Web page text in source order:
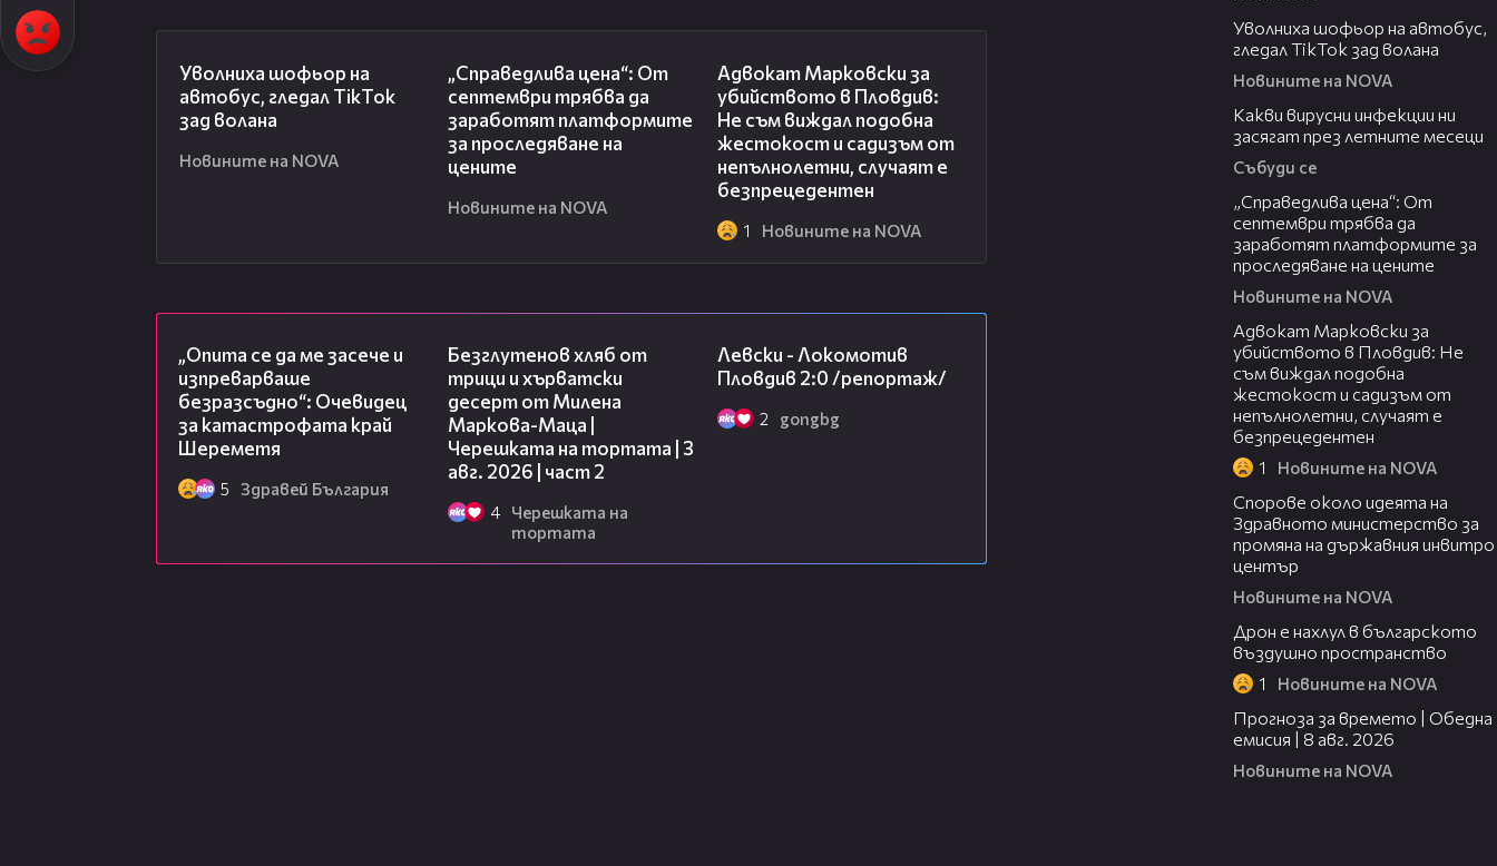
Уволниха шофьор на
автобус, гледал TikTok
зад волана
Новините на NOVA
„Справедлива цена“: От
септември трябва да
заработят платформите
за проследяване на
цените
Новините на NOVA
Адвокат Марковски за
убийството в Пловдив:
Не съм виждал подобна
жестокост и садизъм от
непълнолетни, случаят е
безпрецедентен
1 Новините на NOVA
„Опита се да ме засече и
изпреварваше
безразсъдно“: Очевидец
за катастрофата край
Шереметя
5 Здравей България
Безглутенов хляб от
трици и хърватски
десерт от Милена
Маркова-Маца |
Черешката на тортата | 3
авг. 2026 | част 2
4
Черешката на
тортата
Левски - Локомотив
Пловдив 2:0 /репортаж/
2 gongbg
Уволниха шофьор на автобус,
гледал TikTok зад волана
Новините на NOVA
Какви вирусни инфекции ни
засягат през летните месеци
Събуди се
„Справедлива цена“: От
септември трябва да
заработят платформите за
проследяване на цените
Новините на NOVA
Адвокат Марковски за
убийството в Пловдив: Не
съм виждал подобна
жестокост и садизъм от
непълнолетни, случаят е
безпрецедентен
1 Новините на NOVA
Спорове около идеята на
Здравното министерство за
промяна на държавния инвитро
център
Новините на NOVA
Дрон е нахлул в българското
въздушно пространство
1 Новините на NOVA
Прогноза за времето | Обедна
емисия | 8 авг. 2026
Новините на NOVA